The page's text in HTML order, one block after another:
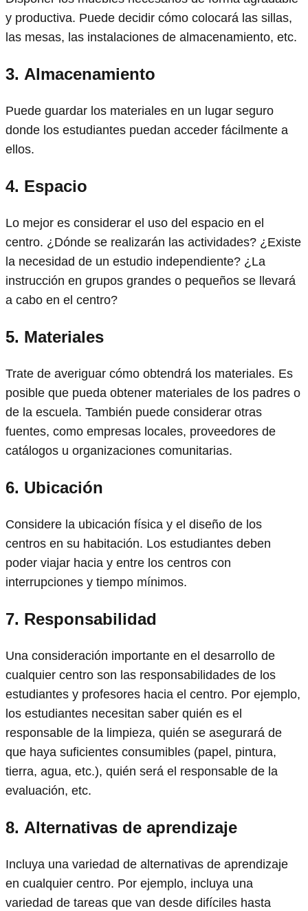
y productiva. Puede decidir cómo colocará las sillas,
las mesas, las instalaciones de almacenamiento, etc.
3. Almacenamiento
Puede guardar los materiales en un lugar seguro
donde los estudiantes puedan acceder fácilmente a
ellos.
4. Espacio
Lo mejor es considerar el uso del espacio en el
centro. ¿Dónde se realizarán las actividades? ¿Existe
la necesidad de un estudio independiente? ¿La
instrucción en grupos grandes o pequeños se llevará
a cabo en el centro?
5. Materiales
Trate de averiguar cómo obtendrá los materiales. Es
posible que pueda obtener materiales de los padres o
de la escuela. También puede considerar otras
fuentes, como empresas locales, proveedores de
catálogos u organizaciones comunitarias.
6. Ubicación
Considere la ubicación física y el diseño de los
centros en su habitación. Los estudiantes deben
poder viajar hacia y entre los centros con
interrupciones y tiempo mínimos.
7. Responsabilidad
Una consideración importante en el desarrollo de
cualquier centro son las responsabilidades de los
estudiantes y profesores hacia el centro. Por ejemplo,
los estudiantes necesitan saber quién es el
responsable de la limpieza, quién se asegurará de
que haya suficientes consumibles (papel, pintura,
tierra, agua, etc.), quién será el responsable de la
evaluación, etc.
8. Alternativas de aprendizaje
Incluya una variedad de alternativas de aprendizaje
en cualquier centro. Por ejemplo, incluya una
variedad de tareas que van desde difíciles hasta